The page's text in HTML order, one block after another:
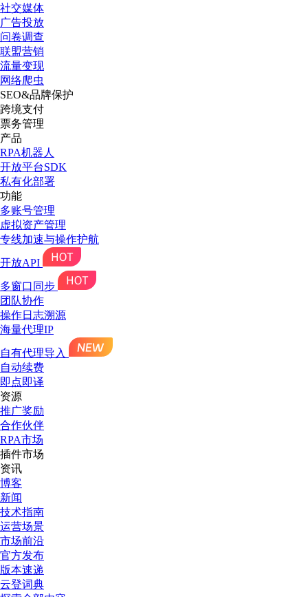
社交媒体
广告投放
问卷调查
联盟营销
流量变现
网络爬虫
SEO&品牌保护
跨境支付
票务管理
产品
RPA机器人
开放平台SDK
私有化部署
功能
多账号管理
虚拟资产管理
专线加速与操作护航
开放API
多窗口同步
团队协作
操作日志溯源
海量代理IP
自有代理导入
自动续费
即点即译
资源
推广奖励
合作伙伴
RPA市场
插件市场
资讯
博客
新闻
技术指南
运营场景
市场前沿
官方发布
版本速递
云登词典